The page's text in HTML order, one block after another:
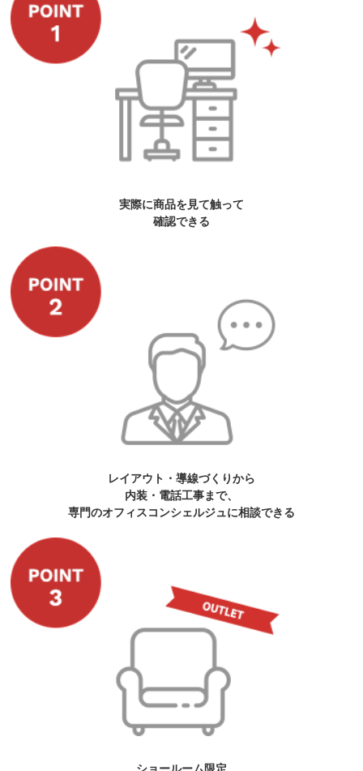
実際に商品を見て触って
確認できる
レイアウト・導線づくりから
内装・電話工事まで、
専門のオフィスコンシェルジュに相談できる
ショールーム限定